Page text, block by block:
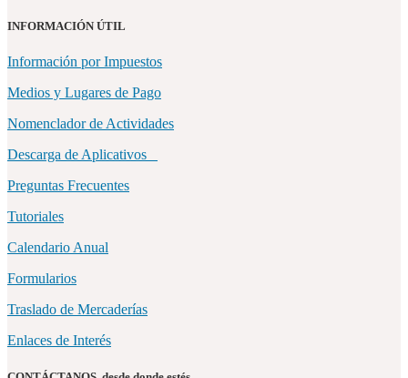
INFORMACIÓN ÚTIL
Información por Impuestos
Medios y Lugares de Pago
Nomenclador de Actividades
Descarga de Aplicativos
Preguntas Frecuentes
Tutoriales
Calendario Anual
Formularios
Traslado de Mercaderías
Enlaces de Interés